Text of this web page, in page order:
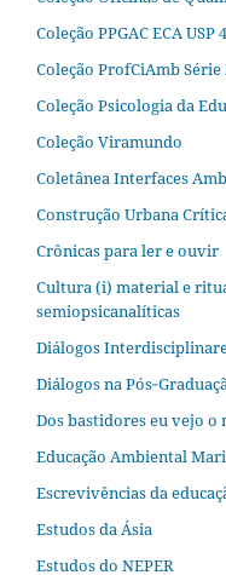
Coleção PPGAC ECA USP
Coleção ProfCiAmb
Coleção Psicologia da
Coleção Viramundo
Coletânea Interfaces
Construção Urbana
Crônicas para ler e ouvir
Cultura (i) material e
semiopsicanalíticas
Diálogos
Diálogos na
Dos bastidores eu vejo o
Educação Ambiental
Escrevivências da
Estudos da Ásia​
Estudos do NEPER